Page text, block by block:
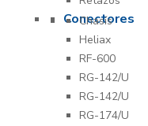
Conectores
Chasís
Heliax
RF-600
RG-142/U
RG-142/U
RG-174/U